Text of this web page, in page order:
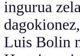
ingurua
Luis Bolin